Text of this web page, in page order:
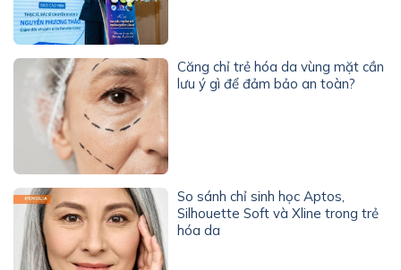
Căng chỉ trẻ hóa da vùng mặt cần
lưu ý gì để đảm bảo an toàn?
So sánh chỉ sinh học Aptos,
Silhouette Soft và Xline trong trẻ
hóa da